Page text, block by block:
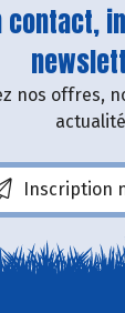
contact,
nos offres,
Inscription